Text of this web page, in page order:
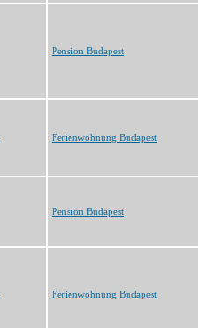
Pension Budapest
Ferienwohnung Budapest
Pension Budapest
Ferienwohnung Budapest